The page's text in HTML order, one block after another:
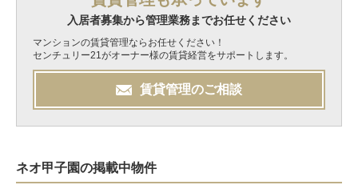
入居者募集から管理業務までお任せください
マンションの賃貸管理ならお任せください！
センチュリー21がオーナー様の賃貸経営をサポートします。
賃貸管理のご相談
ネオ甲子園の掲載中物件